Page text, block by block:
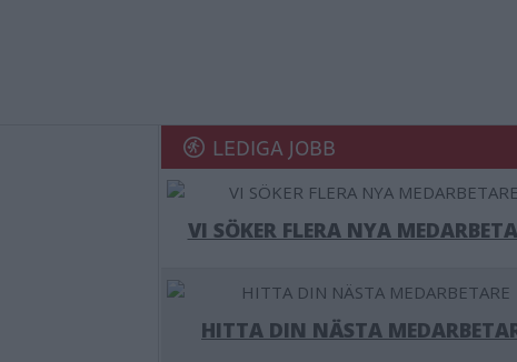
LEDIGA JOBB
VI SÖKER FLERA NYA
HITTA DIN NÄSTA